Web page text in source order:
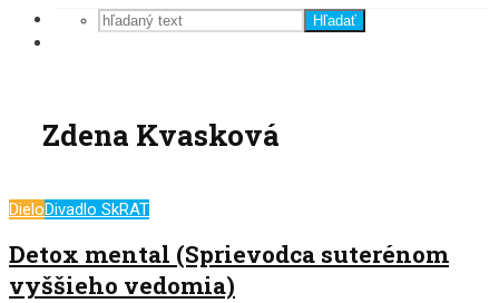
Hľadať
Zdena Kvasková
DieloDivadlo SkRAT
Detox mental (Sprievodca suterénom
vyššieho vedomia)